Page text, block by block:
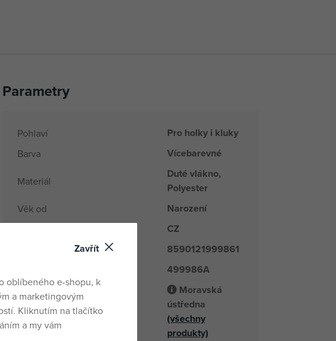
Parametry
Pohlaví Pro holky i kluky
Barva Vícebarevné
Materiál
Duté vlákno,
Polyester
Věk od Narození
CZ
8590121999861
499986A
Výrobce / Dodavatel
Moravská
ústředna
(všechny
produkty)
Zavřít
oblíbeného e-shopu, k
a marketingovým
Kliknutím na tlačítko
a my vám